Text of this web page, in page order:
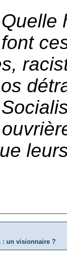
: un visionnaire ?